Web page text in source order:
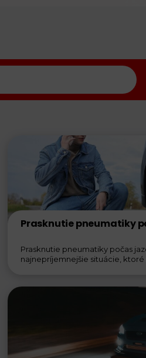
Prasknutie pneumatiky
Prasknutie pneumatiky počas
najnepríjemnejšie situácie,